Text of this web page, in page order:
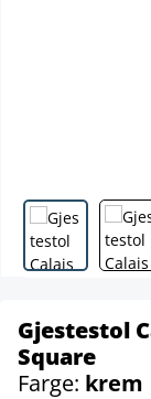
Gjestestol
Square
Farge: krem